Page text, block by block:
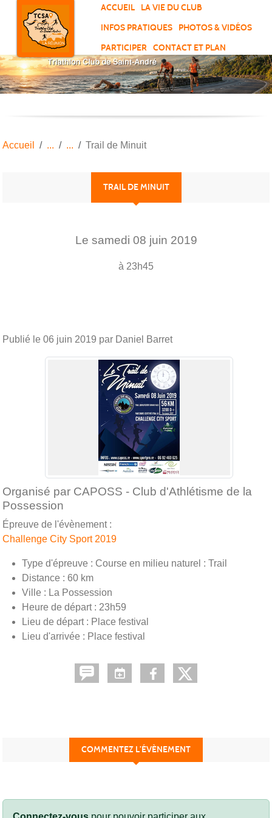
ACCUEIL
LA VIE DU CLUB
INFOS PRATIQUES
PHOTOS & VIDÉOS
PARTICIPER
CONTACT ET PLAN
Accueil Trail de Minuit
TRAIL DE MINUIT
Le samedi 08 juin 2019
à 23h45
Publié le 06 juin 2019 par Daniel Barret
Organisé par CAPOSS - Club d'Athlétisme de la
Possession
Épreuve de l'évènement :
Challenge City Sport 2019
Type d'épreuve : Course en milieu naturel : Trail
Distance : 60 km
Ville : La Possession
Heure de départ : 23h59
Lieu de départ : Place festival
Lieu d'arrivée : Place festival
COMMENTEZ L’ÉVÈNEMENT
Panneau de gestion des cookies